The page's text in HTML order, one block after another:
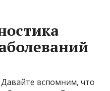
вспомним, что